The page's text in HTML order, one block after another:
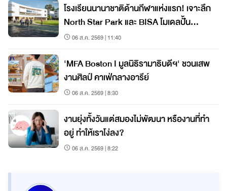
โรงเรียนนานาชาติด้านกีฬาแห่งแรก! เจาะลึก
North Star Park และ BISA โมเดลปั้น
นักกีฬาแนวใหม่
06 ส.ค. 2569 | 11:40
'MFA Boston I มูลนิธิรามาธิบดีฯ' ชวนเสพ
งานศิลป์ คาเฟ่กลางอารีย์
06 ส.ค. 2569 | 8:30
งานยุ่งทั้งวันแต่สมองไม่พัฒนา หรืองานที่ทำ
อยู่ ทำให้เราโง่ลง?
06 ส.ค. 2569 | 8:22